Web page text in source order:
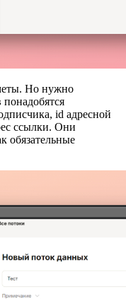
Но нужно
понадобятся
id адресной
ссылки. Они
обязательные